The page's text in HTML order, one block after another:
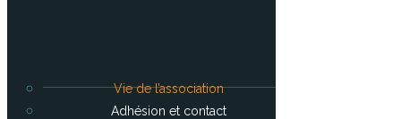
Vie de l’association
Adhésion et contact